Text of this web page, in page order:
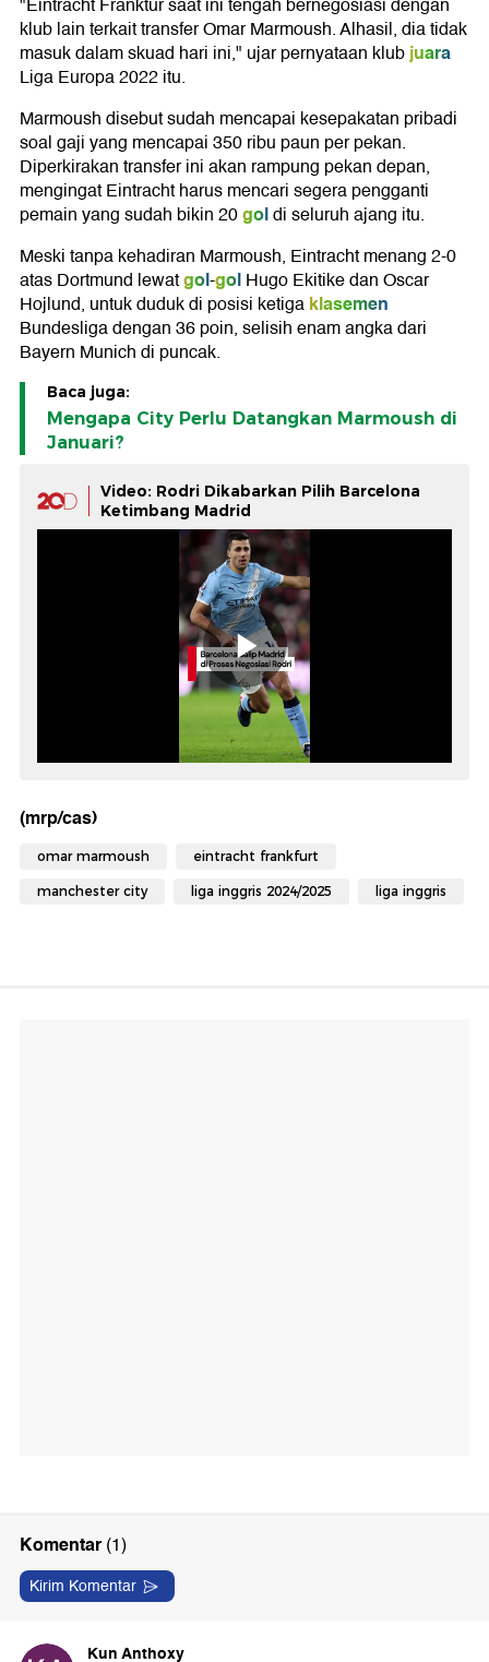
"Eintracht Franktur saat ini tengah bernegosiasi dengan
klub lain terkait transfer Omar Marmoush. Alhasil, dia tidak
masuk dalam skuad hari ini," ujar pernyataan klubjuara
Liga Europa 2022 itu.
Marmoush disebut sudah mencapai kesepakatan pribadi
soal gaji yang mencapai 350 ribu paun per pekan.
Diperkirakan transfer ini akan rampung pekan depan,
mengingat Eintracht harus mencari segera pengganti
pemain yang sudah bikin 20goldi seluruh ajang itu.
Meski tanpa kehadiran Marmoush, Eintracht menang 2-0
atas Dortmund lewatgol-golHugo Ekitike dan Oscar
Hojlund, untuk duduk di posisi ketigaklasemen
Bundesliga dengan 36 poin, selisih enam angka dari
Bayern Munich di puncak.
Baca juga:
Mengapa City Perlu Datangkan Marmoush di
Januari?
Video: Rodri Dikabarkan Pilih Barcelona
Ketimbang Madrid
(mrp/cas)
omar marmoush eintracht frankfurt
manchester city liga inggris 2024/2025 liga inggris